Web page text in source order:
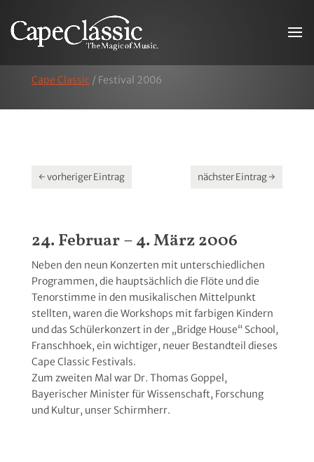
Cape Classic/ Festival 2006
←vorheriger Eintrag nächster Eintrag→
24. Februar – 4. März 2006
Neben den neun Konzerten mit unterschiedlichen
Programmen, die hauptsächlich die Flöte und die
Tenorstimme in den musikalischen Mittelpunkt
stellten, waren die Workshops mit farbigen Kindern
und das Schülerkonzert in der „Bridge House“ School,
Franschhoek, ein wichtiger, neuer Bestandteil dieses
Cape Classic Festivals.
Zum zweiten Mal war Dr. Thomas Goppel,
Bayerischer Minister für Wissenschaft, Forschung
und Kultur, unser Schirmherr.